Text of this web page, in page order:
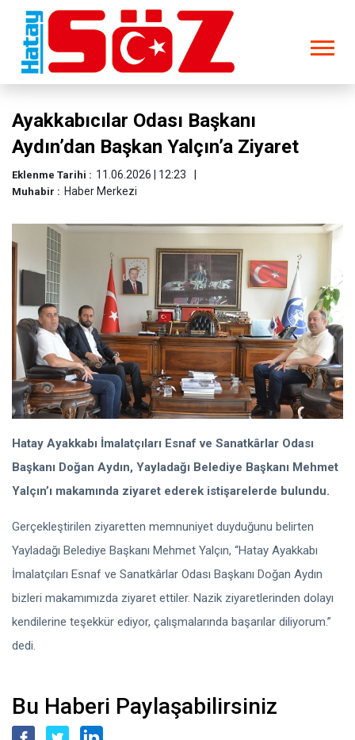
Ayakkabıcılar Odası Başkanı
Aydın’dan Başkan Yalçın’a Ziyaret
Eklenme Tarihi : 11.06.2026 | 12:23
Muhabir : Haber Merkezi
Hatay Ayakkabı İmalatçıları Esnaf ve Sanatkârlar Odası
Başkanı Doğan Aydın, Yayladağı Belediye Başkanı Mehmet
Yalçın’ı makamında ziyaret ederek istişarelerde bulundu.
Gerçekleştirilen ziyaretten memnuniyet duyduğunu belirten
Yayladağı Belediye Başkanı Mehmet Yalçın, “Hatay Ayakkabı
İmalatçıları Esnaf ve Sanatkârlar Odası Başkanı Doğan Aydın
bizleri makamımızda ziyaret ettiler. Nazik ziyaretlerinden dolayı
kendilerine teşekkür ediyor, çalışmalarında başarılar diliyorum.”
dedi.
Bu Haberi Paylaşabilirsiniz